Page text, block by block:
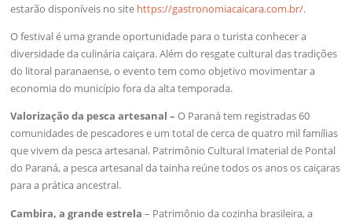
estarão disponíveis no site https://gastronomiacaicara.com.br/.
O festival é uma grande oportunidade para o turista conhecer a
diversidade da culinária caiçara. Além do resgate cultural das tradições
do litoral paranaense, o evento tem como objetivo movimentar a
economia do município fora da alta temporada.
Valorização da pesca artesanal –O Paraná tem registradas 60
comunidades de pescadores e um total de cerca de quatro mil famílias
que vivem da pesca artesanal. Patrimônio Cultural Imaterial de Pontal
do Paraná, a pesca artesanal da tainha reúne todos os anos os caiçaras
para a prática ancestral.
Cambira, a grande estrela– Patrimônio da cozinha brasileira, a